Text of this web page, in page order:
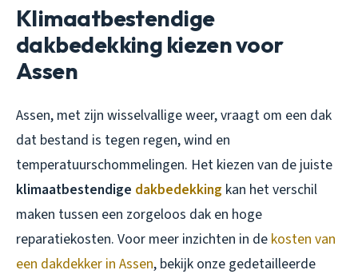
Klimaatbestendige
dakbedekking kiezen voor
Assen
Assen, met zijn wisselvallige weer, vraagt om een dak
dat bestand is tegen regen, wind en
temperatuurschommelingen. Het kiezen van de juiste
klimaatbestendige dakbedekking kan het verschil
maken tussen een zorgeloos dak en hoge
reparatiekosten. Voor meer inzichten in de kosten van
een dakdekker in Assen, bekijk onze gedetailleerde